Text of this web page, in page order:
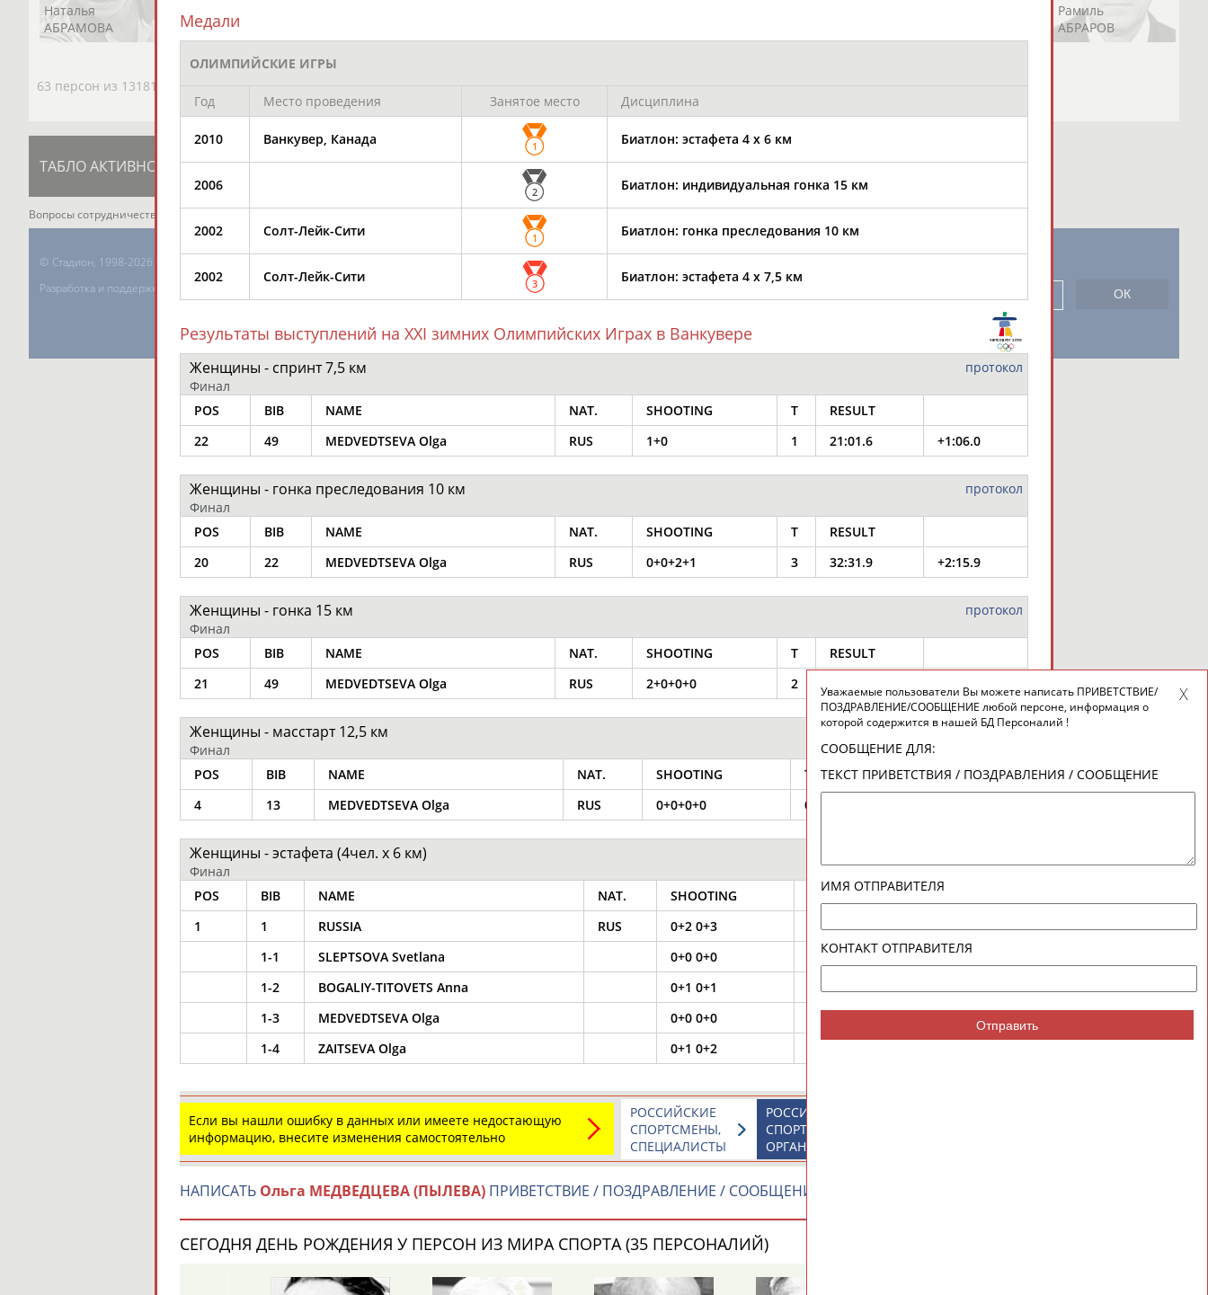
Наталья
АБРАМОВА
АБРАМОВА
Рамиль
АБРАРОВ
63 персон из 13181
ТАБЛО АКТИВНОСТИ ЦЕЛИ ПРОЕКТА КОНТАКТЫ НАШИ КНОПКИ РЕКЛАМА
Вопросы сотрудничества и совместной деятельности
© Стадион, 1998-2026
Разработка и поддержка ООО НАИТ «Стадион»
Медали
ОЛИМПИЙСКИЕ ИГРЫ
Год Место проведения Занятое место Дисциплина
2010 Ванкувер, Канада 1 Биатлон: эстафета 4 х 6 км
2006 2 Биатлон: индивидуальная гонка 15 км
2002 Солт-Лейк-Сити 1 Биатлон: гонка преследования 10 км
2002 Солт-Лейк-Сити 3 Биатлон: эстафета 4 х 7,5 км
Результаты выступлений на XXI зимних Олимпийских Играх в Ванкувере
протокол
Женщины - спринт 7,5 км
Финал
POS
BIB NAME NAT. SHOOTING T
RESULT
22
49 MEDVEDTSEVA Olga RUS 1+0 1 21:01.6 +1:06.0
протокол
Женщины - гонка преследования 10 км
Финал
POS
BIB NAME NAT. SHOOTING T
RESULT
20
22 MEDVEDTSEVA Olga RUS 0+0+2+1 3 32:31.9 +2:15.9
протокол
Женщины - гонка 15 км
Финал
POS
BIB NAME NAT. SHOOTING T
RESULT
21
49 MEDVEDTSEVA Olga RUS 2+0+0+0 2
протокол
Женщины - масстарт 12,5 км
Финал
POS
BIB NAME NAT. SHOOTING T
RESULT
4
13 MEDVEDTSEVA Olga RUS 0+0+0+0 0
Женщины - эстафета (4чел. х 6 км)
Финал
POS
BIB NAME NAT. SHOOTING
RESULT
1
1 RUSSIA RUS 0+2 0+3 0+5 1:09:36.3
0.0
1-1
SLEPTSOVA Svetlana
0+0 0+0
1-2
BOGALIY-TITOVETS Anna
0+1 0+1
1-3
MEDVEDTSEVA Olga
0+0 0+0
1-4
ZAITSEVA Olga 0+1 0+2
Если вы нашли ошибку в данных или имеете недостающую
информацию, внесите изменения самостоятельно
РОССИЙСКИЕ
СПОРТИВНЫЕ
ОРГАНИЗАЦИИ
РОССИЙСКИЕ
СПОРТСМЕНЫ,
СПЕЦИАЛИСТЫ
НАПИСАТЬ Ольга МЕДВЕДЦЕВА (ПЫЛЕВА) ПРИВЕТСТВИЕ / ПОЗДРАВЛЕНИЕ / СООБЩЕНИЕ
СЕГОДНЯ ДЕНЬ РОЖДЕНИЯ У ПЕРСОН ИЗ МИРА СПОРТА (35 ПЕРСОНАЛИЙ)
Уважаемые пользователи Вы можете написать ПРИВЕТСТВИЕ/
ПОЗДРАВЛЕНИЕ/СООБЩЕНИЕ любой персоне, информация о
которой содержится в нашей БД Персоналий !
СООБЩЕНИЕ ДЛЯ:
ТЕКСТ ПРИВЕТСТВИЯ / ПОЗДРАВЛЕНИЯ / СООБЩЕНИЕ
ИМЯ ОТПРАВИТЕЛЯ
КОНТАКТ ОТПРАВИТЕЛЯ
Отправить